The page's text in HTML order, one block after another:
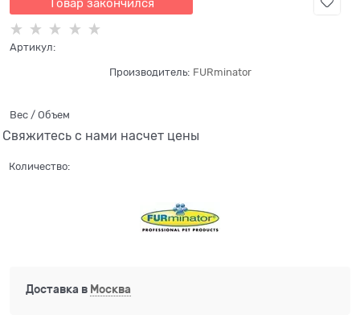
Товар закончился
Артикул:
Производитель: FURminator
Вес / Объем
Свяжитесь с нами насчет цены
Количество:
Доставка в Москва